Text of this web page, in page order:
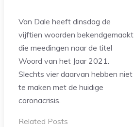
Van Dale heeft dinsdag de
vijftien woorden bekendgemaakt
die meedingen naar de titel
Woord van het Jaar 2021.
Slechts vier daarvan hebben niet
te maken met de huidige
coronacrisis.
Related Posts